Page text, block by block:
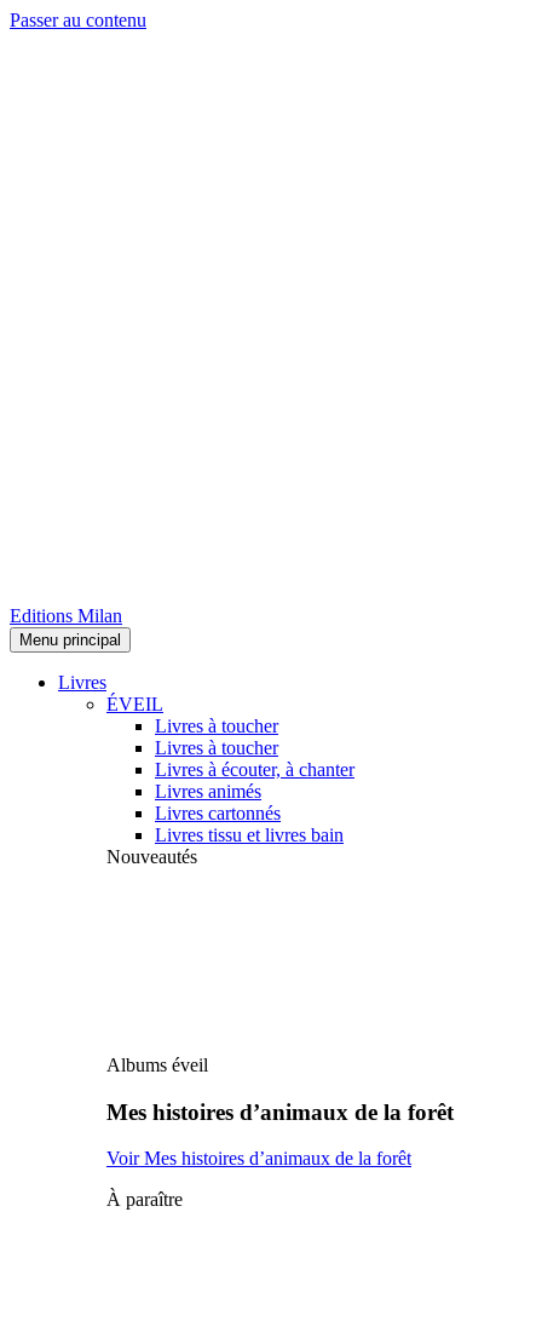
Passer au contenu
Editions Milan
Menu principal
Livres
ÉVEIL
Livres à toucher
Livres à toucher
Livres à écouter, à chanter
Livres animés
Livres cartonnés
Livres tissu et livres bain
Nouveautés
Albums éveil
Mes histoires d’animaux de la forêt
Voir Mes histoires d’animaux de la forêt
À paraître